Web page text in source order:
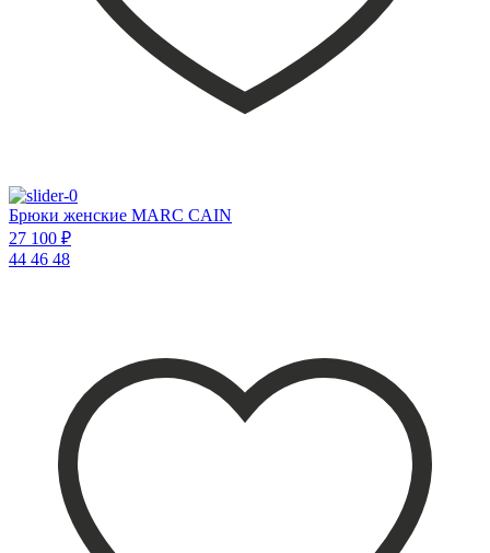
Брюки женские MARC CAIN
27 100 ₽
44 46 48